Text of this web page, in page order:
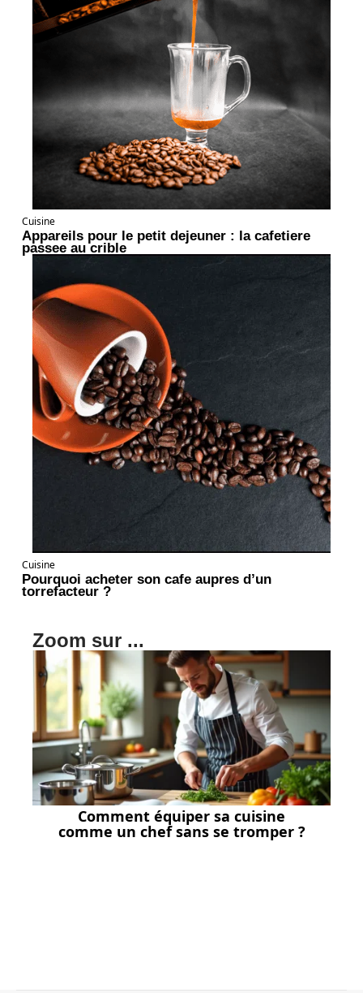
Cuisine
Appareils pour le petit dejeuner : la cafetiere
passee au crible
Cuisine
Pourquoi acheter son cafe aupres d’un
torrefacteur ?
Zoom sur ...
Comment équiper sa cuisine
comme un chef sans se tromper ?